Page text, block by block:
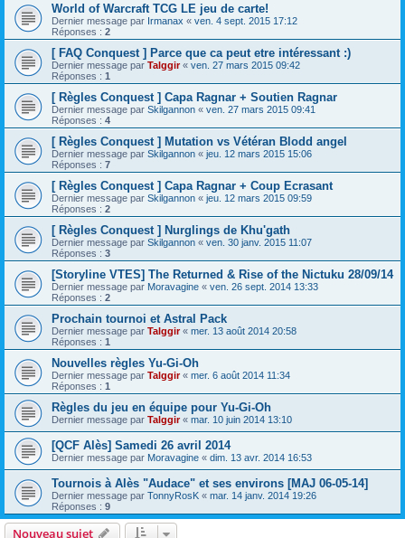
World of Warcraft TCG LE jeu de carte!
Dernier message par Irmanax « ven. 4 sept. 2015 17:12
Réponses : 2
[ FAQ Conquest ] Parce que ca peut etre intéressant :)
Dernier message par Talggir« ven. 27 mars 2015 09:42
Réponses : 1
[ Règles Conquest ] Capa Ragnar + Soutien Ragnar
Dernier message par Skilgannon « ven. 27 mars 2015 09:41
Réponses : 4
[ Règles Conquest ] Mutation vs Vétéran Blodd angel
Dernier message par Skilgannon « jeu. 12 mars 2015 15:06
Réponses : 7
[ Règles Conquest ] Capa Ragnar + Coup Ecrasant
Dernier message par Skilgannon « jeu. 12 mars 2015 09:59
Réponses : 2
[ Règles Conquest ] Nurglings de Khu'gath
Dernier message par Skilgannon « ven. 30 janv. 2015 11:07
Réponses : 3
[Storyline VTES] The Returned & Rise of the Nictuku 28/09/14
Dernier message par Moravagine « ven. 26 sept. 2014 13:33
Réponses : 2
Prochain tournoi et Astral Pack
Dernier message par Talggir« mer. 13 août 2014 20:58
Réponses : 1
Nouvelles règles Yu-Gi-Oh
Dernier message par Talggir« mer. 6 août 2014 11:34
Réponses : 1
Règles du jeu en équipe pour Yu-Gi-Oh
Dernier message par Talggir« mar. 10 juin 2014 13:10
[QCF Alès] Samedi 26 avril 2014
Dernier message par Moravagine « dim. 13 avr. 2014 16:53
Tournois à Alès "Audace" et ses environs [MAJ 06-05-14]
Dernier message par TonnyRosK « mar. 14 janv. 2014 19:26
Réponses : 9
Nouveau sujet